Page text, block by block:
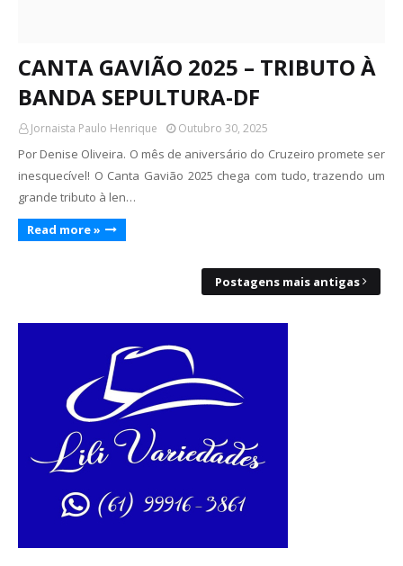
CANTA GAVIÃO 2025 – TRIBUTO À
BANDA SEPULTURA-DF
Jornaista Paulo Henrique Outubro 30, 2025
Por Denise Oliveira. O mês de aniversário do Cruzeiro promete ser
inesquecível! O Canta Gavião 2025 chega com tudo, trazendo um
grande tributo à len…
Read more »
Postagens mais antigas